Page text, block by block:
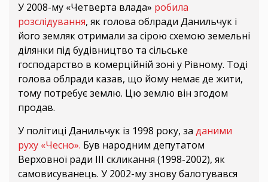
У 2008-му «Четверта влада» робила
розслідування, як голова облради Данильчук і
його земляк отримали за сірою схемою земельні
ділянки під будівництво та сільське
господарство в комерційній зоні у Рівному. Тоді
голова облради казав, що йому немає де жити,
тому потребує землю. Цю землю він згодом
продав.
У політиці Данильчук із 1998 року, за даними
руху «Чесно». Був народним депутатом
Верховної ради III скликання (1998-2002), як
самовисуванець. У 2002-му знову балотувався